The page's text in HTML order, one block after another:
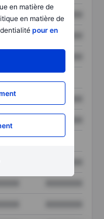
en matière de
en matière de
pour en
XXXXXXX
XXXXXXX